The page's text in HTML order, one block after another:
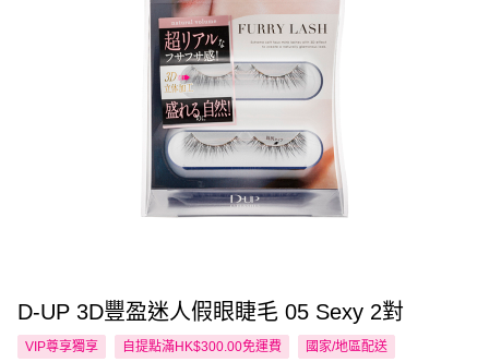
D-UP 3D豐盈迷人假眼睫毛 05 Sexy 2對
VIP尊享獨享 自提點滿HK$300.00免運費 國家/地區配送